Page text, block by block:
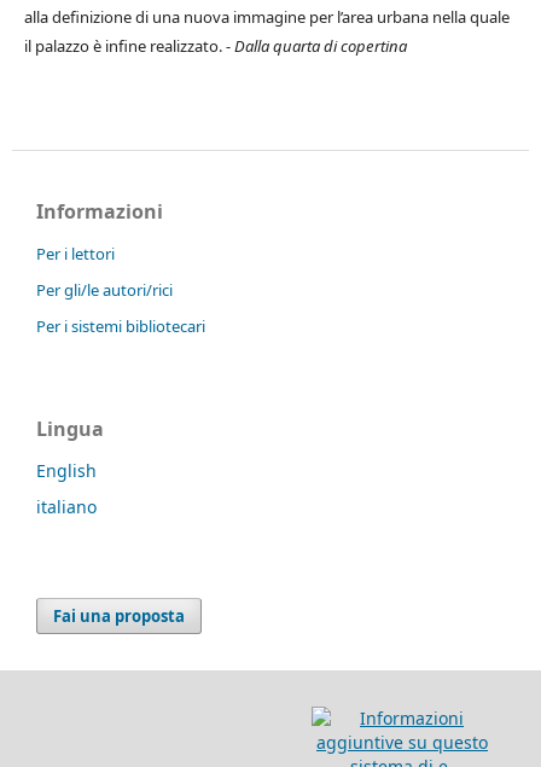
alla definizione di una nuova immagine per l’area urbana nella quale
il palazzo è infine realizzato. -Dalla quarta di copertina
Informazioni
Per i lettori
Per gli/le autori/rici
Per i sistemi bibliotecari
Lingua
English
italiano
Fai una proposta